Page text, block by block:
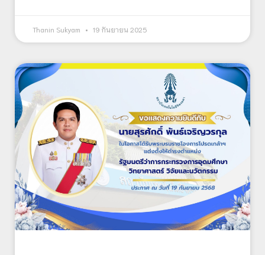
Thanin Sukyam 19 กันยายน 2025